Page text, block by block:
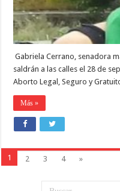
Gabriela Cerrano, senadora
saldrán a las calles el 28 de
Aborto Legal, Seguro y
Más »
1 2 3 4 »